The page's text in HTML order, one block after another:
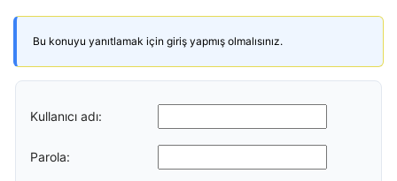
Bu konuyu yanıtlamak için giriş yapmış olmalısınız.
Kullanıcı adı:
Parola: